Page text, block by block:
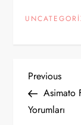
Y
a
Previous
Post
Previous
Asimato
Yorumları